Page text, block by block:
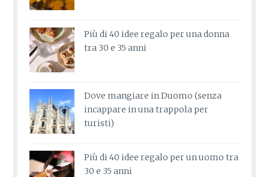
Più di 40 idee regalo per una donna
tra 30 e 35 anni
Dove mangiare in Duomo (senza
incappare in una trappola per
turisti)
Più di 40 idee regalo per un uomo tra
30 e 35 anni